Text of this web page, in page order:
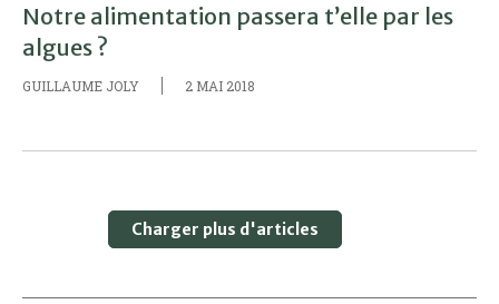
Notre alimentation passera t’elle par les
algues ?
GUILLAUME JOLY 2 MAI 2018
Charger plus d'articles